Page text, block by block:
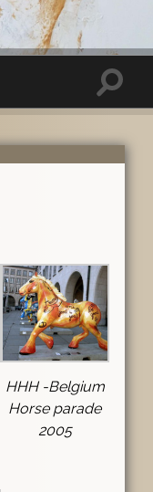
HHH -Belgium
Horse parade
2005